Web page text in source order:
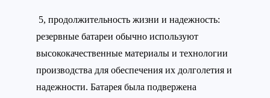
5, продолжительность жизни и надежность:
резервные батареи обычно используют
высококачественные материалы и технологии
производства для обеспечения их долголетия и
надежности. Батарея была подвержена